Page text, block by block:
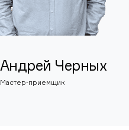
Андрей Черных
Мастер-приемщик